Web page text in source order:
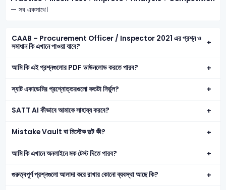
— সব একসাথে।
CAAB – Procurement Officer / Inspector 2021 এর প্রশ্ন ও
সমাধান কি এখানে পাওয়া যাবে?
আমি কি এই প্রশ্নগুলোর PDF ডাউনলোড করতে পারব?
স্যাট একাডেমির প্রশ্নোত্তরগুলো কতটা নির্ভুল?
SATT AI কীভাবে আমাকে সাহায্য করবে?
Mistake Vault বা মিস্টেক ভল্ট কী?
আমি কি এখানে অনলাইনে মক টেস্ট দিতে পারব?
গুরুত্বপূর্ণ প্রশ্নগুলো আলাদা করে রাখার কোনো ব্যবস্থা আছে কি?